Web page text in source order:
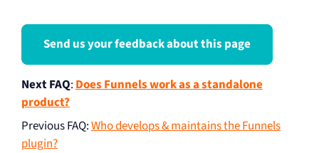
Send us your feedback about this page
Next FAQ: Does Funnels work as a standalone
product?
Previous FAQ:Who develops & maintains the Funnels
plugin?